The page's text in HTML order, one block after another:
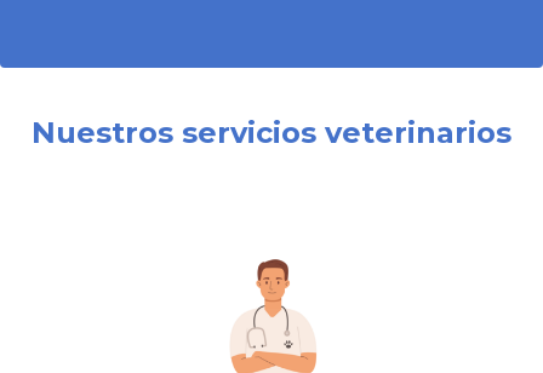
Nuestros servicios veterinarios